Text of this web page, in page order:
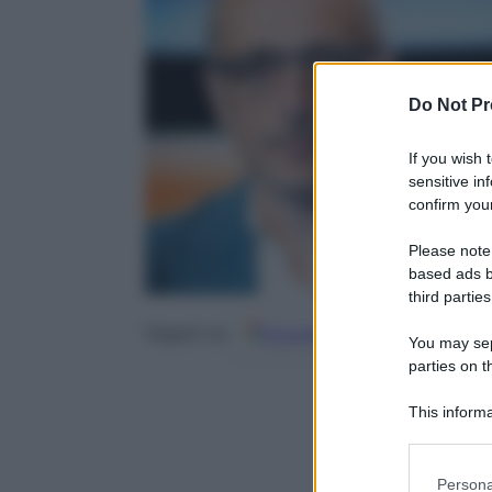
Do Not
If you wish
sensitive
confirm
Please
based ads
third
You may
parties on
This
Discover